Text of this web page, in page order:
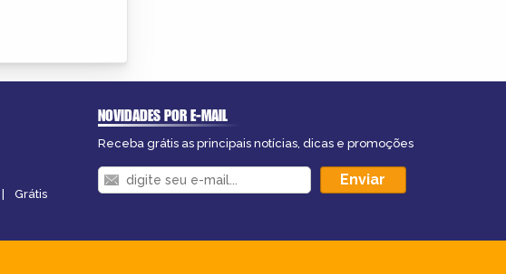
| Grátis
NOVIDADES POR E-MAIL
Receba grátis as principais notícias, dicas e promoções